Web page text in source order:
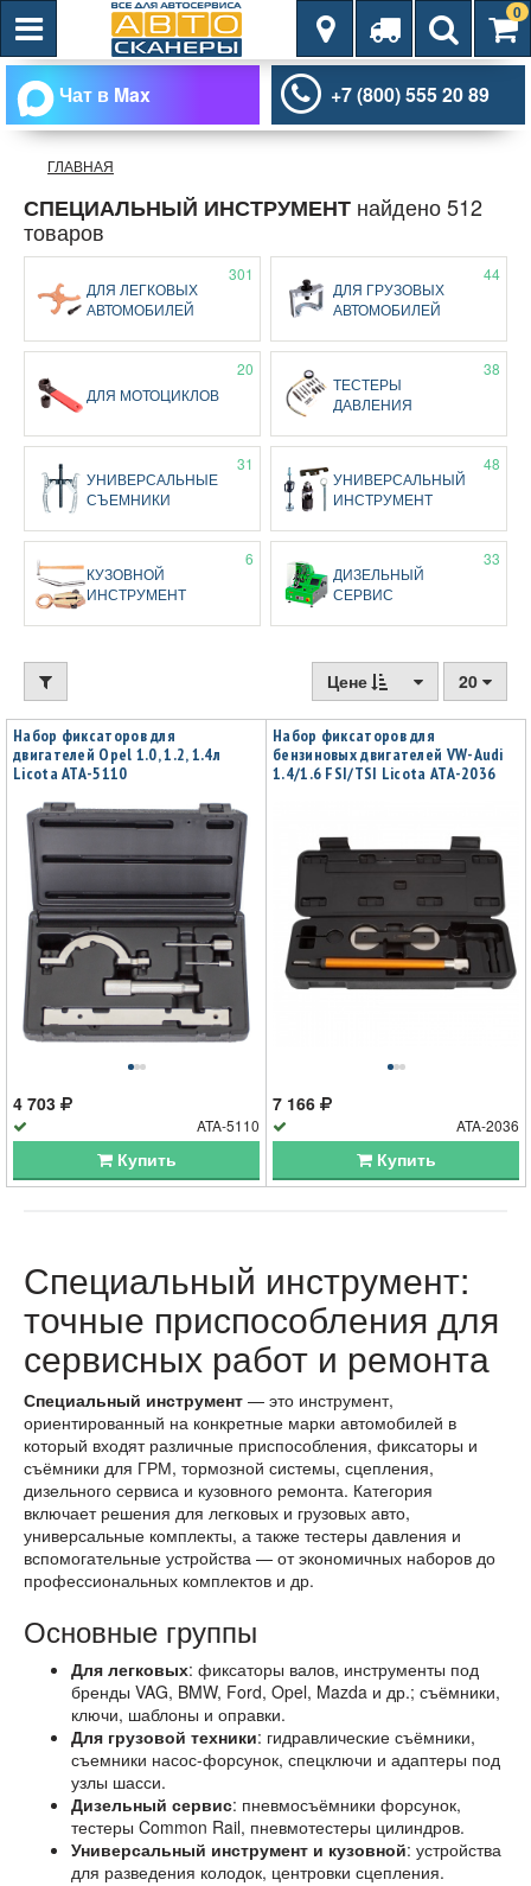
0
Чат в Max +7 (800) 555 20 89
ГЛАВНАЯ
СПЕЦИАЛЬНЫЙ ИНСТРУМЕНТ найдено 512
товаров
ДЛЯ ЛЕГКОВЫХ
АВТОМОБИЛЕЙ
301
ДЛЯ ГРУЗОВЫХ
АВТОМОБИЛЕЙ
44
ДЛЯ МОТОЦИКЛОВ
20
ТЕСТЕРЫ
ДАВЛЕНИЯ
38
УНИВЕРСАЛЬНЫЕ
СЪЕМНИКИ
31
УНИВЕРСАЛЬНЫЙ
ИНСТРУМЕНТ
48
КУЗОВНОЙ
ИНСТРУМЕНТ
6
ДИЗЕЛЬНЫЙ
СЕРВИС
33
Цене 20
Набор фиксаторов для
двигателей Opel 1.0, 1.2, 1.4л
Licota ATA-5110
4 703
ATA-5110
Купить
Набор фиксаторов для
бензиновых двигателей VW-Audi
1.4/1.6 FSI/TSI Licota ATA-2036
7 166
ATA-2036
Купить
Специальный инструмент:
точные приспособления для
сервисных работ и ремонта
Специальный инструмент — это инструмент,
ориентированный на конкретные марки автомобилей в
который входят различные приспособления, фиксаторы и
съёмники для ГРМ, тормозной системы, сцепления,
дизельного сервиса и кузовного ремонта. Категория
включает решения для легковых и грузовых авто,
универсальные комплекты, а также тестеры давления и
вспомогательные устройства — от экономичных наборов до
профессиональных комплектов и др.
Основные группы
Для легковых: фиксаторы валов, инструменты под
бренды VAG, BMW, Ford, Opel, Mazda и др.; съёмники,
ключи, шаблоны и оправки.
Для грузовой техники: гидравлические съёмники,
съемники насос-форсунок, спецключи и адаптеры под
узлы шасси.
Дизельный сервис: пневмосъёмники форсунок,
тестеры Common Rail, пневмотестеры цилиндров.
Универсальный инструмент и кузовной: устройства
для разведения колодок, центровки сцепления.